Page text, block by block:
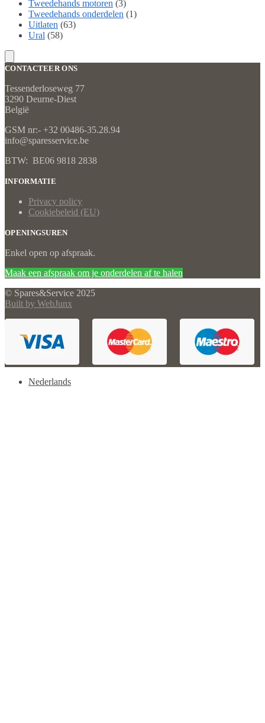
Tweedehands motoren (3)
Tweedehands onderdelen (1)
Uitlaten (63)
Ural (58)
CONTACTEER ONS
Tessenderloseweg 77
3290 Deurne-Diest
België
GSM nr:- +32 00486-35.28.94
info@sparesservice.be
BTW: BE06 9818 2838
INFORMATIE
Privacy policy
Cookiebeleid (EU)
OPENINGSUREN
Enkel open op afspraak.
Maak een afspraak om je onderdelen af te halen
© Spares&Service 2025
Built by WebJunx
Nederlands